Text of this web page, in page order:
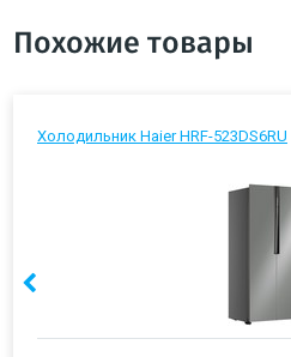
Похожие товары
Холодильник Haier HRF-523DS6RU